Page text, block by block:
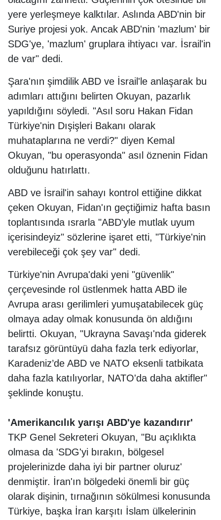
yere yerleşmeye kalktılar. Aslında ABD'nin bir
Suriye projesi yok. Ancak ABD'nin 'mazlum' bir
SDG'ye, 'mazlum' gruplara ihtiyacı var. İsrail'in
de var" dedi.
Şara'nın şimdilik ABD ve İsrail'le anlaşarak bu
adımları attığını belirten Okuyan, pazarlık
yapıldığını söyledi. "Asıl soru Hakan Fidan
Türkiye'nin Dışişleri Bakanı olarak
muhataplarına ne verdi?" diyen Kemal
Okuyan, "bu operasyonda" asıl öznenin Fidan
olduğunu hatırlattı.
ABD ve İsrail'in sahayı kontrol ettiğine dikkat
çeken Okuyan, Fidan'ın geçtiğimiz hafta basın
toplantısında ısrarla "ABD'yle mutlak uyum
içerisindeyiz" sözlerine işaret etti, "Türkiye'nin
verebileceği çok şey var" dedi.
Türkiye'nin Avrupa'daki yeni "güvenlik"
çerçevesinde rol üstlenmek hatta ABD ile
Avrupa arası gerilimleri yumuşatabilecek güç
olmaya aday olmak konusunda ön aldığını
belirtti. Okuyan, "Ukrayna Savaşı'nda giderek
tarafsız görüntüyü daha fazla terk ediyorlar,
Karadeniz’de ABD ve NATO eksenli tatbikata
daha fazla katılıyorlar, NATO'da daha aktifler"
şeklinde konuştu.
'Amerikancılık yarışı ABD'ye kazandırır'
TKP Genel Sekreteri Okuyan, "Bu açıklıkta
olmasa da 'SDG'yi bırakın, bölgesel
projelerinizde daha iyi bir partner oluruz'
denmiştir. İran'ın bölgedeki önemli bir güç
olarak dişinin, tırnağının sökülmesi konusunda
Türkiye, başka İran karşıtı İslam ülkelerinin